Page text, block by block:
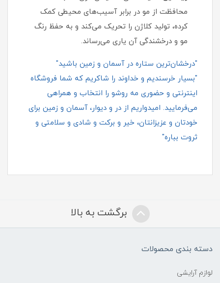
محافظت از مو در برابر آسیب‌های محیطی کمک
کرده، تولید کلاژن را تحریک می‌کند و به حفظ رنگ
مو و درخشندگی آن یاری می‌رساند.
"درخشان‌ترین ستاره در آسمان و زمین باشید"
"بسیار خرسندیم و خداوند را شاکریم که شما فروشگاه
اینترنتی و حضوری مه روشو را انتخاب و همراهی
می‌فرمایید. امیدواریم از در و دیوار، آسمان و زمین برای
خودتان و عزیزانتان، خیر و برکت و شادی و سلامتی و
ثروت بباره"
برگشت به بالا
دسته بندی محصولات
لوازم آرایشی